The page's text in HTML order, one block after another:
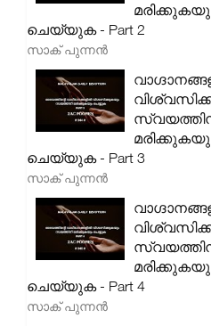
ചെയ്യുക - Part 2
സാക് പുന്നൻ
ചെയ്യുക - Part 3
സാക് പുന്നൻ
ചെയ്യുക - Part 4
സാക് പുന്നൻ